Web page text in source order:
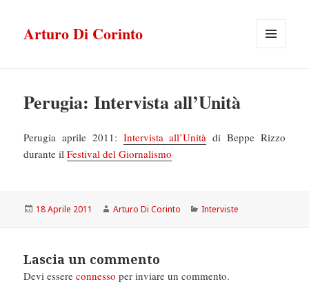
Arturo Di Corinto
Perugia: Intervista all’Unità
Perugia aprile 2011: Intervista all’Unità di Beppe Rizzo
durante ilFestival del Giornalismo
Scritto
18 Aprile 2011 Autore
Arturo Di Corinto Categorie
Interviste
Lascia un commento
Devi essereconnesso per inviare un commento.